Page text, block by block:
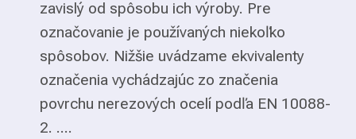
zavislý od spôsobu ich výroby. Pre
označovanie je používaných niekoľko
spôsobov. Nižšie uvádzame ekvivalenty
označenia vychádzajúc zo značenia
povrchu nerezových ocelí podľa EN 10088-
2. ....